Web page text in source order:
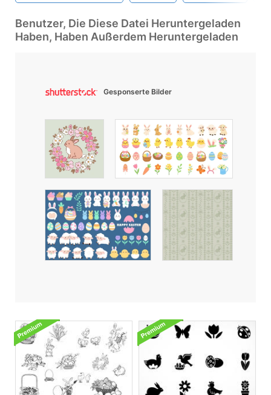
Benutzer, Die Diese Datei Heruntergeladen
Haben, Haben Außerdem Heruntergeladen
Gesponserte Bilder